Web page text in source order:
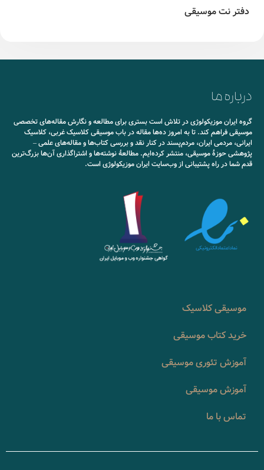
دفتر نت موسیقی
درباره ما
گروه ایران موزیکولوژی در تلاش است بستری برای مطالعه و نگارش مقاله‌های تخصصی
موسیقی فراهم کند. تا به امروز ده‌ها مقاله در باب موسیقی کلاسیک غربی، کلاسیک
ایرانی، مردمی ایران، مردم‌پسند در کنار نقد و بررسی کتاب‌ها و مقاله‌های علمی –
پژوهشی حوزۀ موسیقی، منتشر کرده‌ایم. مطالعۀ نوشته‌ها و اشتراگذاری آن‌ها بزرگ‌ترین
قدم شما در راه پشتیبانی از وب‌سایت ایران موزیکولوژی است.
موسیقی کلاسیک
خرید کتاب موسیقی
آموزش تئوری موسیقی
آموزش موسیقی
تماس با ما